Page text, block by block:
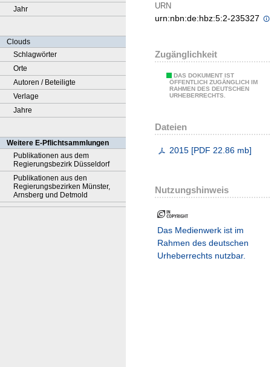
Jahr
Clouds
Schlagwörter
Orte
Autoren / Beteiligte
Verlage
Jahre
Weitere E-Pflichtsammlungen
Publikationen aus dem
Regierungsbezirk Düsseldorf
Publikationen aus den
Regierungsbezirken Münster,
Arnsberg und Detmold
URN
urn:nbn:de:hbz:5:2-235327
Zugänglichkeit
DAS DOKUMENT IST
ÖFFENTLICH ZUGÄNGLICH IM
RAHMEN DES DEUTSCHEN
URHEBERRECHTS.
Dateien
2015 [PDF 22.86 mb]
Nutzungshinweis
Das Medienwerk ist im
Rahmen des deutschen
Urheberrechts nutzbar.